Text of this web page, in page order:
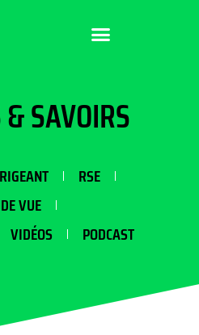
& SAVOIRS
RSE
VUE
VIDÉOS PODCAST